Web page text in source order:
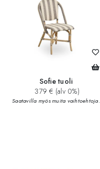
Sofie tuoli
379 € (alv 0%)
Saatavilla myös muita vaihtoehtoja.